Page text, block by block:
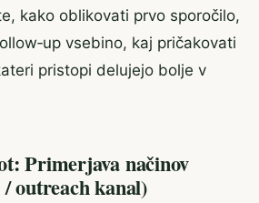
kako oblikovati prvo sporočilo,
vsebino, kaj pričakovati
pristopi delujejo bolje v
Primerjava načinov
outreach kanal)